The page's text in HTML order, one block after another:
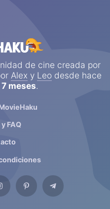
de cine creada por
Alex y Leo desde hace
meses.
FAQ